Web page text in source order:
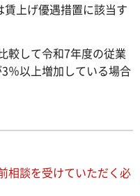
上げ優遇措置に該当す
較して令和7年度の従業
％以上増加している場合
相談を受けていただく必